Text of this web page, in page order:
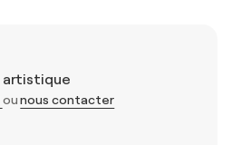
artistique
ounous contacter